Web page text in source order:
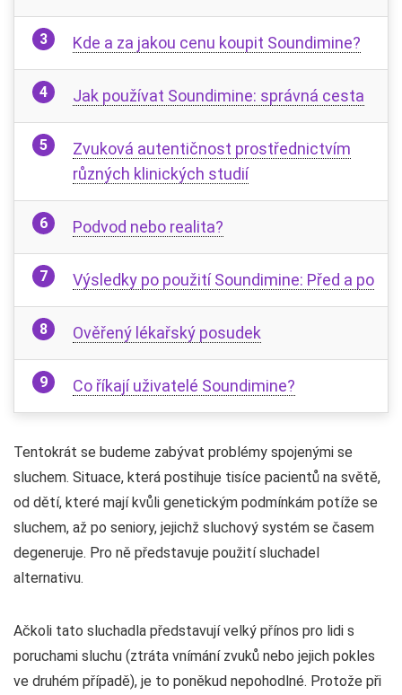
Kde a za jakou cenu koupit Soundimine?
Jak používat Soundimine: správná cesta
Zvuková autentičnost prostřednictvím
různých klinických studií
Podvod nebo realita?
Výsledky po použití Soundimine: Před a po
Ověřený lékařský posudek
Co říkají uživatelé Soundimine?
Tentokrát se budeme zabývat problémy spojenými se
sluchem. Situace, která postihuje tisíce pacientů na světě,
od dětí, které mají kvůli genetickým podmínkám potíže se
sluchem, až po seniory, jejichž sluchový systém se časem
degeneruje. Pro ně představuje použití sluchadel
alternativu.
Ačkoli tato sluchadla představují velký přínos pro lidi s
poruchami sluchu (ztráta vnímání zvuků nebo jejich pokles
ve druhém případě), je to poněkud nepohodlné. Protože při